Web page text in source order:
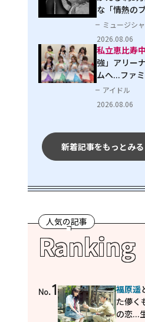
な「情熱の
ミュージシ
2026.08.06
私立恵比寿
強」アリー
ムへ...ファ
アイドル
2026.08.06
新着記事をもっとみる
人気の記事
Ranking
No.1 福原遥
た儚く
の恋...